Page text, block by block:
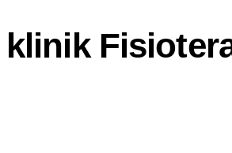
klinik